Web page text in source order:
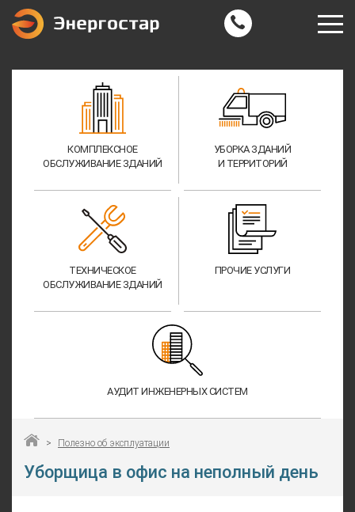
КОМПЛЕКСНОЕ
ОБСЛУЖИВАНИЕ ЗДАНИЙ
УБОРКА ЗДАНИЙ
И ТЕРРИТОРИЙ
ТЕХНИЧЕСКОЕ
ОБСЛУЖИВАНИЕ ЗДАНИЙ
ПРОЧИЕ УСЛУГИ
АУДИТ ИНЖЕНЕРНЫХ СИСТЕМ
> Полезно об эксплуатации
Уборщица в офис на неполный день